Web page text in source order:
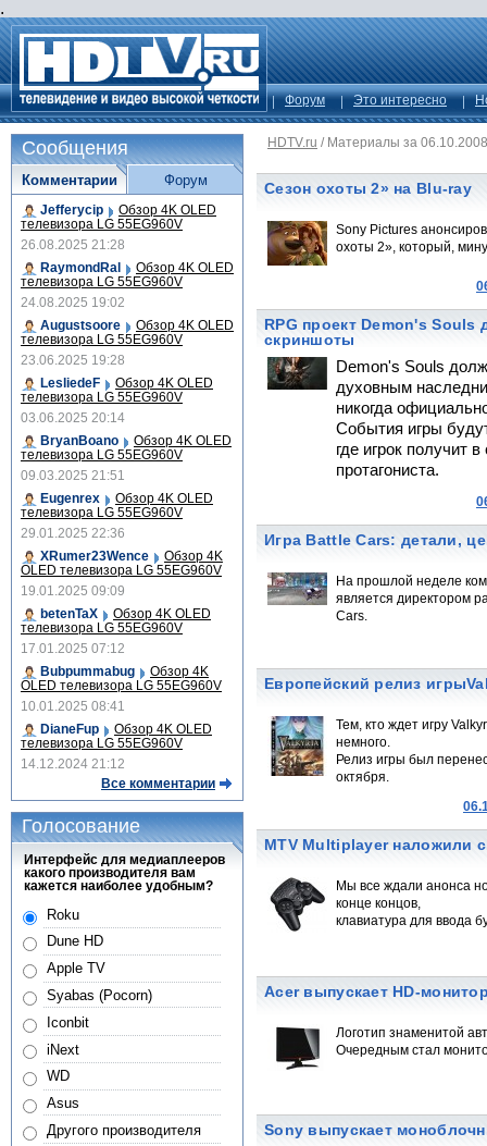
.
Форум Это интересно
HDTV.ru / Материалы за 06.10.2008
Сезон охоты 2» на Blu-ray
Sony Pictures
охоты 2», который,
RPG проект Demon's
скриншоты
Demon's Souls
духовным
никогда
События игры
где игрок получит
протагониста.
Игра Battle Cars: детали,
На прошлой неделе
является директором
Cars.
Европейский релиз
Тем, кто ждет игру
немного.
Релиз игры был
октября.
MTV Multiplayer наложили
Мы все ждали анонса
конце концов,
клавиатура для ввода
Acer выпускает HD-
Логотип знаменитой
Очередным стал
Sony выпускает
Сообщения
Комментарии
Jefferycip Обзор 4K OLED
телевизора LG 55EG960V
26.08.2025 21:28
RaymondRal
Обзор 4K OLED
телевизора LG 55EG960V
24.08.2025 19:02
Augustsoore
Обзор 4K OLED
телевизора LG 55EG960V
23.06.2025 19:28
LesliedeF
Обзор 4K OLED
телевизора LG 55EG960V
03.06.2025 20:14
BryanBoano
Обзор 4K OLED
телевизора LG 55EG960V
09.03.2025 21:51
Eugenrex
Обзор 4K OLED
телевизора LG 55EG960V
29.01.2025 22:36
XRumer23Wence
Обзор 4K
OLED телевизора LG 55EG960V
19.01.2025 09:09
betenTaX
Обзор 4K OLED
телевизора LG 55EG960V
17.01.2025 07:12
Bubpummabug
Обзор 4K
OLED телевизора LG 55EG960V
10.01.2025 08:41
DianeFup
Обзор 4K OLED
телевизора LG 55EG960V
14.12.2024 21:12
Все комментарии
Форум
Голосование
Интерфейс для медиаплееров
какого производителя вам
кажется наиболее удобным?
Roku
Dune HD
Apple TV
Syabas (Pocorn)
Iconbit
iNext
WD
Asus
Другого производителя